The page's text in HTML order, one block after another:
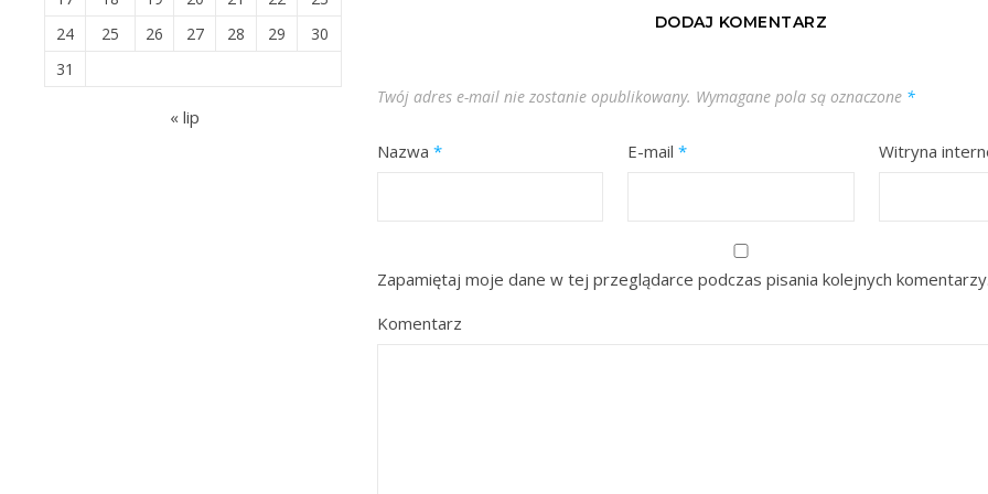
24
25 26 27 28 29
30
31
« lip
DODAJ KOMENTARZ
Twój adres e-mail nie zostanie opublikowany. Wymagane pola są oznaczone *
Nazwa * E-mail* Witryna
Zapamiętaj moje dane w tej przeglądarce podczas pisania kolejnych komentarzy.
Komentarz